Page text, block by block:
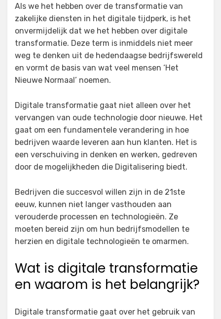
Als we het hebben over de transformatie van
zakelijke diensten in het digitale tijdperk, is het
onvermijdelijk dat we het hebben over digitale
transformatie. Deze term is inmiddels niet meer
weg te denken uit de hedendaagse bedrijfswereld
en vormt de basis van wat veel mensen ‘Het
Nieuwe Normaal’ noemen.
Digitale transformatie gaat niet alleen over het
vervangen van oude technologie door nieuwe. Het
gaat om een fundamentele verandering in hoe
bedrijven waarde leveren aan hun klanten. Het is
een verschuiving in denken en werken, gedreven
door de mogelijkheden die Digitalisering biedt.
Bedrijven die succesvol willen zijn in de 21ste
eeuw, kunnen niet langer vasthouden aan
verouderde processen en technologieën. Ze
moeten bereid zijn om hun bedrijfsmodellen te
herzien en digitale technologieën te omarmen.
Wat is digitale transformatie
en waarom is het belangrijk?
Digitale transformatie gaat over het gebruik van